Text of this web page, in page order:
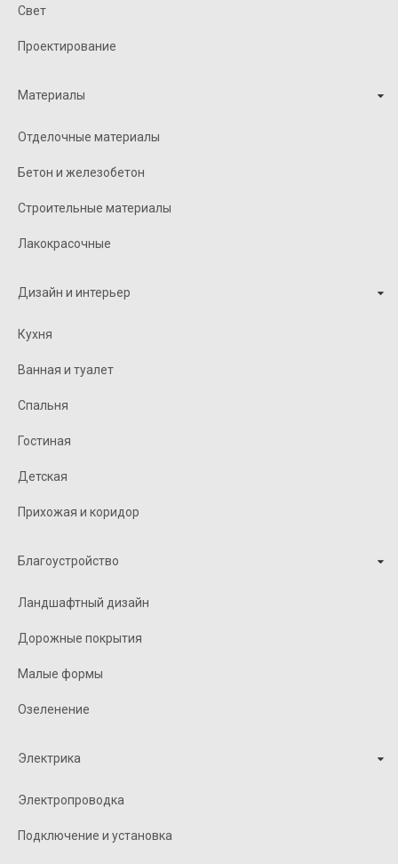
Свет
Проектирование
Материалы
Отделочные материалы
Бетон и железобетон
Строительные материалы
Лакокрасочные
Дизайн и интерьер
Кухня
Ванная и туалет
Спальня
Гостиная
Детская
Прихожая и коридор
Благоустройство
Ландшафтный дизайн
Дорожные покрытия
Малые формы
Озеленение
Электрика
Электропроводка
Подключение и установка